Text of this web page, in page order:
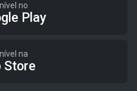
no
Play
na
Store